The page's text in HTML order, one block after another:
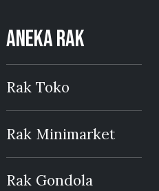
ANEKA RAK
Rak Toko
Rak Minimarket
Rak Gondola